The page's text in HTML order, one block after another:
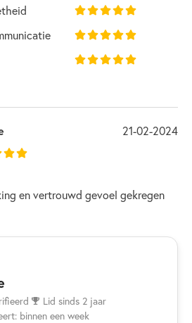
21-02-2024
en vertrouwd gevoel gekregen
Lid sinds 2 jaar
binnen een week